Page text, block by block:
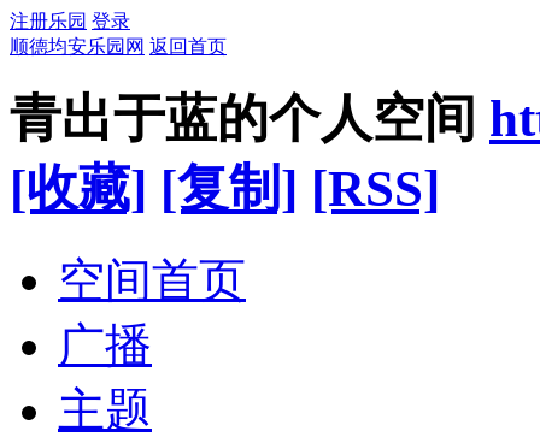
注册乐园 登录
顺德均安乐园网 返回首页
青出于蓝的个人空间
[收藏] [复制] [RSS]
空间首页
广播
主题